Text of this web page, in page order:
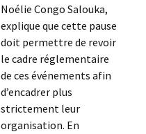
Noélie Congo Salouka,
explique que cette pause
doit permettre de revoir
le cadre réglementaire
de ces événements afin
d’encadrer plus
strictement leur
organisation. En